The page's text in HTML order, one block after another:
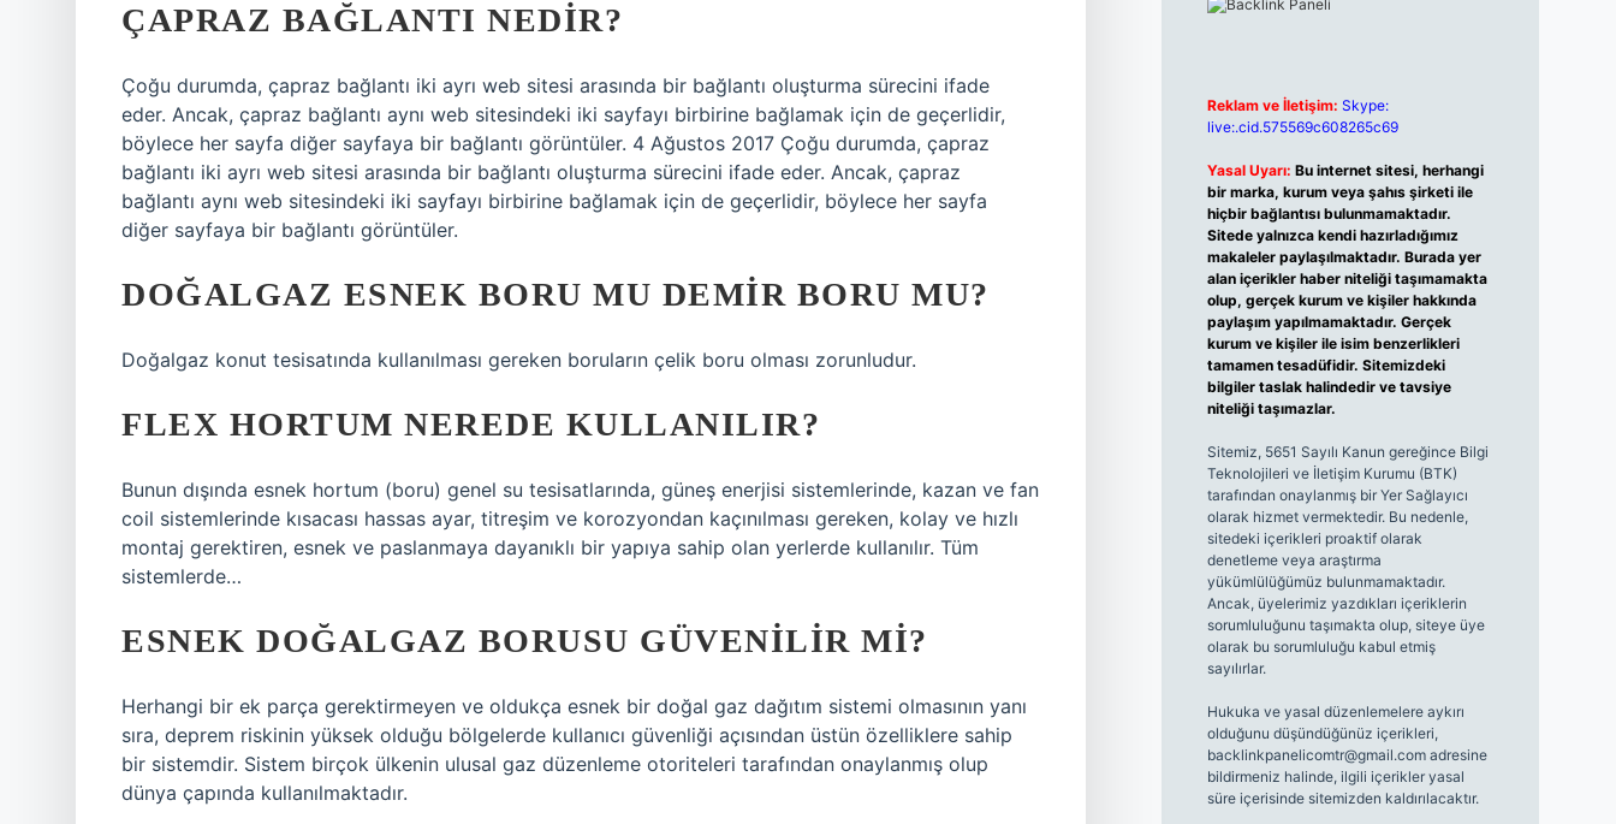
ÇAPRAZ BAĞLANTI NEDIR?
Çoğu durumda, çapraz bağlantı iki ayrı web sitesi arasında bir bağlantı oluşturma sürecini ifade
eder. Ancak, çapraz bağlantı aynı web sitesindeki iki sayfayı birbirine bağlamak için de geçerlidir,
böylece her sayfa diğer sayfaya bir bağlantı görüntüler. 4 Ağustos 2017 Çoğu durumda, çapraz
bağlantı iki ayrı web sitesi arasında bir bağlantı oluşturma sürecini ifade eder. Ancak, çapraz
bağlantı aynı web sitesindeki iki sayfayı birbirine bağlamak için de geçerlidir, böylece her sayfa
diğer sayfaya bir bağlantı görüntüler.
DOĞALGAZ ESNEK BORU MU DEMIR BORU MU?
Doğalgaz konut tesisatında kullanılması gereken boruların çelik boru olması zorunludur.
FLEX HORTUM NEREDE KULLANILIR?
Bunun dışında esnek hortum (boru) genel su tesisatlarında, güneş enerjisi sistemlerinde, kazan ve fan
coil sistemlerinde kısacası hassas ayar, titreşim ve korozyondan kaçınılması gereken, kolay ve hızlı
montaj gerektiren, esnek ve paslanmaya dayanıklı bir yapıya sahip olan yerlerde kullanılır. Tüm
sistemlerde…
ESNEK DOĞALGAZ BORUSU GÜVENILIR MI?
Herhangi bir ek parça gerektirmeyen ve oldukça esnek bir doğal gaz dağıtım sistemi olmasının yanı
sıra, deprem riskinin yüksek olduğu bölgelerde kullanıcı güvenliği açısından üstün özelliklere sahip
bir sistemdir. Sistem birçok ülkenin ulusal gaz düzenleme otoriteleri tarafından onaylanmış olup
dünya çapında kullanılmaktadır.
Reklam ve İletişim: Skype:
live:.cid.575569c608265c69
Yasal Uyarı: Bu internet sitesi, herhangi
bir marka, kurum veya şahıs şirketi ile
hiçbir bağlantısı bulunmamaktadır.
Sitede yalnızca kendi hazırladığımız
makaleler paylaşılmaktadır. Burada yer
alan içerikler haber niteliği taşımamakta
olup, gerçek kurum ve kişiler hakkında
paylaşım yapılmamaktadır. Gerçek
kurum ve kişiler ile isim benzerlikleri
tamamen tesadüfidir. Sitemizdeki
bilgiler taslak halindedir ve tavsiye
niteliği taşımazlar.
Sitemiz, 5651 Sayılı Kanun gereğince Bilgi
Teknolojileri ve İletişim Kurumu (BTK)
tarafından onaylanmış bir Yer Sağlayıcı
olarak hizmet vermektedir. Bu nedenle,
sitedeki içerikleri proaktif olarak
denetleme veya araştırma
yükümlülüğümüz bulunmamaktadır.
Ancak, üyelerimiz yazdıkları içeriklerin
sorumluluğunu taşımakta olup, siteye üye
olarak bu sorumluluğu kabul etmiş
sayılırlar.
Hukuka ve yasal düzenlemelere aykırı
olduğunu düşündüğünüz içerikleri,
backlinkpanelicomtr@gmail.comadresine
bildirmeniz halinde, ilgili içerikler yasal
süre içerisinde sitemizden kaldırılacaktır.